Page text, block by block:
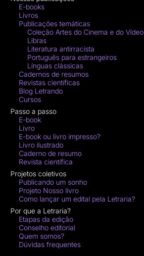
E-books
Livros
Publicações temáticas
Coleção Artes do Cinema e do Vídeo
Libras
Literatura antirracista
Português para estrangeiros
Línguas clássicas
Cadernos de resumos
Revistas científicas
Blog Letrando
Cursos
Passo a passo
E-book
Livro
E-book ou livro impresso?
Livro ilustrado
Caderno de resumo
Revista científica
Projetos coletivos
Publicando um sonho
Projeto Nosso livro
Como lançar um edital pela Letraria?
Por que a Letraria?
Etapas da edição
Conselho editorial
Quem somos?
Dúvidas frequentes